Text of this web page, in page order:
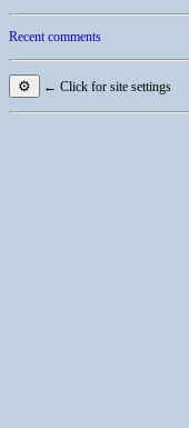
Recent comments
⚙ ← Click for site settings